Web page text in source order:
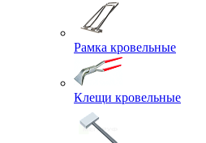
Рамка кровельные
Клещи кровельные